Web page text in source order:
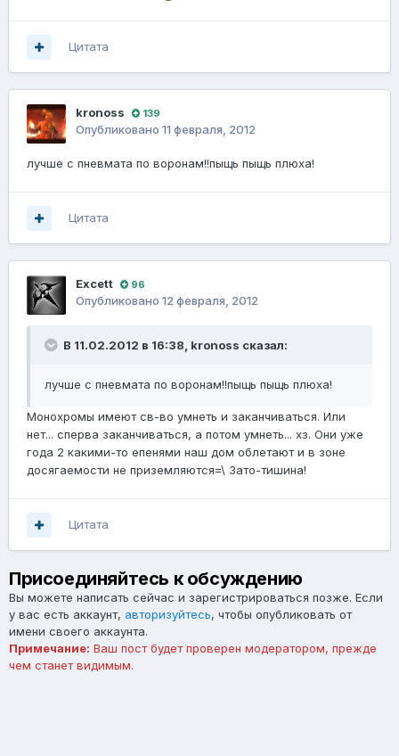
Цитата
kronoss 139
Опубликовано 11 февраля, 2012
лучше с пневмата по воронам!!пыщь пыщь плюха!
Цитата
Excett 96
Опубликовано 12 февраля, 2012
В 11.02.2012 в 16:38, kronoss сказал:
лучше с пневмата по воронам!!пыщь пыщь плюха!
Монохромы имеют св-во умнеть и заканчиваться. Или
нет... сперва заканчиваться, а потом умнеть... хз. Они уже
года 2 какими-то епенями наш дом облетают и в зоне
досягаемости не приземляются=\ Зато-тишина!
Цитата
Присоединяйтесь к обсуждению
Вы можете написать сейчас и зарегистрироваться позже. Если
у вас есть аккаунт, авторизуйтесь, чтобы опубликовать от
имени своего аккаунта.
Примечание: Ваш пост будет проверен модератором, прежде
чем станет видимым.